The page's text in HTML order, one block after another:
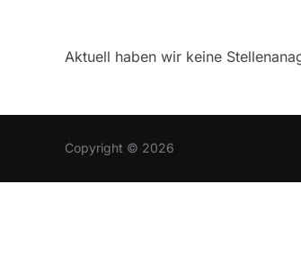
Aktuell haben wir keine
Copyright © 2026